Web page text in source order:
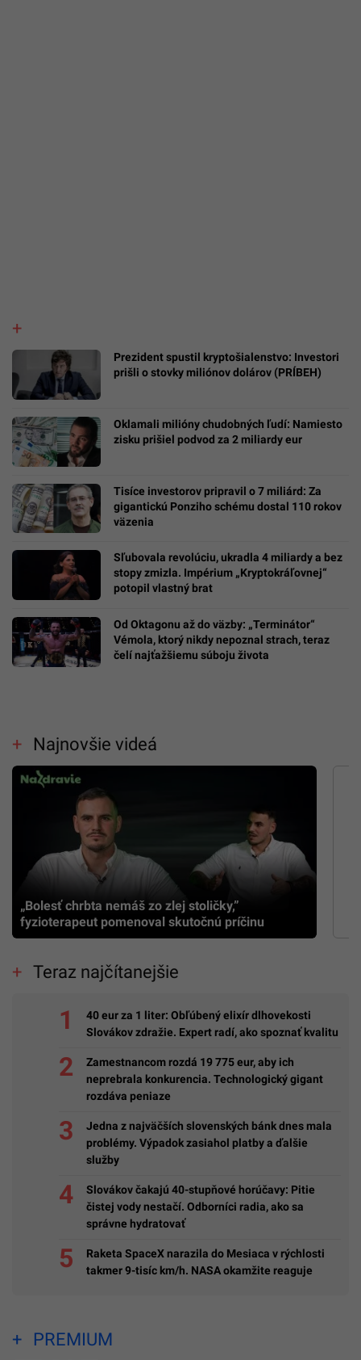
Prezident spustil kryptošialenstvo: Investori
prišli o stovky miliónov dolárov (PRÍBEH)
Oklamali milióny chudobných ľudí: Namiesto
zisku prišiel podvod za 2 miliardy eur
Tisíce investorov pripravil o 7 miliárd: Za
gigantickú Ponziho schému dostal 110 rokov
väzenia
Sľubovala revolúciu, ukradla 4 miliardy a bez
stopy zmizla. Impérium „Kryptokráľovnej“
potopil vlastný brat
Od Oktagonu až do väzby: „Terminátor“
Vémola, ktorý nikdy nepoznal strach, teraz
čelí najťažšiemu súboju života
Najnovšie videá
„Bolesť chrbta nemáš zo zlej stoličky,”
fyzioterapeut pomenoval skutočnú príčinu
Teraz najčítanejšie
40 eur za 1 liter: Obľúbený elixír dlhovekosti
Slovákov zdražie. Expert radí, ako spoznať kvalitu
Zamestnancom rozdá 19 775 eur, aby ich
neprebrala konkurencia. Technologický gigant
rozdáva peniaze
Jedna z najväčších slovenských bánk dnes mala
problémy. Výpadok zasiahol platby a ďalšie
služby
Slovákov čakajú 40-stupňové horúčavy: Pitie
čistej vody nestačí. Odborníci radia, ako sa
správne hydratovať
Raketa SpaceX narazila do Mesiaca v rýchlosti
takmer 9-tisíc km/h. NASA okamžite reaguje
PREMIUM